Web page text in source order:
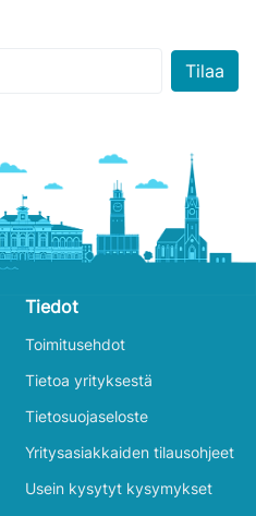
Tiedot
Toimitusehdot
Tietoa yrityksestä
Tietosuojaseloste
Yritysasiakkaiden tilausohjeet
Usein kysytyt kysymykset